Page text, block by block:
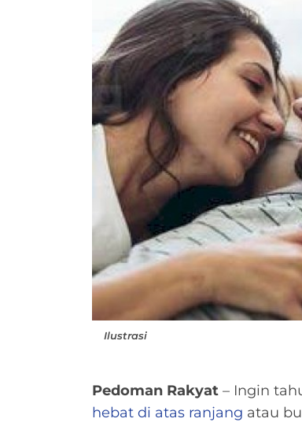
Ilustrasi
Pedoman Rakyat – Ingin
hebat di atas ranjang atau